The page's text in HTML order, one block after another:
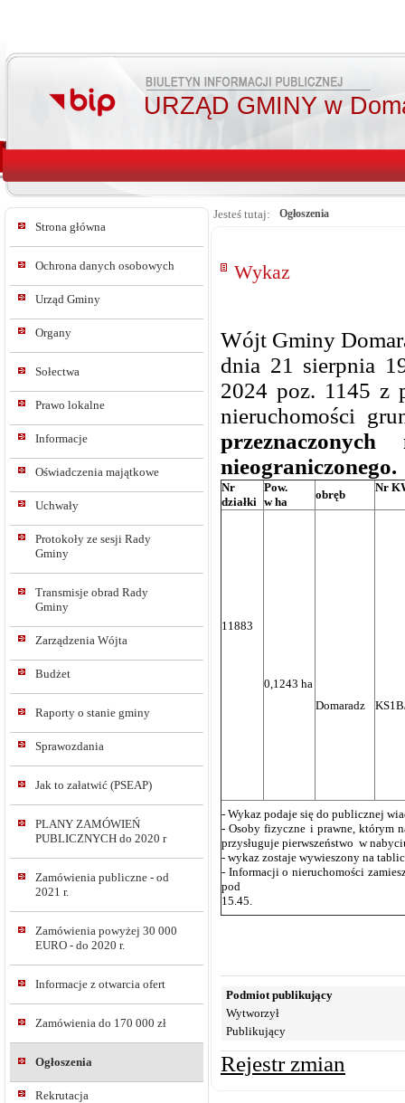
URZĄD GMINY w
Strona główna
Ochrona danych osobowych
Urząd Gminy
Organy
Sołectwa
Prawo lokalne
Informacje
Oświadczenia majątkowe
Uchwały
Protokoły ze sesji Rady
Gminy
Transmisje obrad Rady
Gminy
Zarządzenia Wójta
Budżet
Raporty o stanie gminy
Sprawozdania
Jak to załatwić (PSEAP)
PLANY ZAMÓWIEŃ
PUBLICZNYCH do 2020 r
Zamówienia publiczne - od
2021 r.
Zamówienia powyżej 30 000
EURO - do 2020 r.
Informacje z otwarcia ofert
Zamówienia do 170 000 zł
Ogłoszenia
Rekrutacja
Jesteś tutaj: Ogłoszenia
Wykaz
Wójt Gminy
dnia 21 sierpnia
2024 poz. 1145 z
nieruchomości
nieograniczonego.
Nr
działki
Pow.
w ha
obręb
Nr
11883
0,1243 ha
Domaradz
- Wykaz podaje się do publicznej
-Osoby fizyczne i prawne, którym
przysługuje pierwszeństwo w
- wykaz zostaje wywieszony na
- Informacji o nieruchomości
pod nr telefonu 13
Podmiot publikujący
Wytworzył
Publikujący
Rejestr zmian